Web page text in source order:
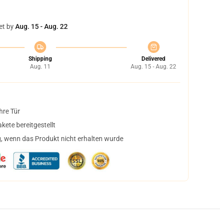
byAug. 15 - Aug. 22
Shipping
Aug. 11
Delivered
Aug. 15 - Aug. 22
Tür
bereitgestellt
wenn das Produkt nicht erhalten wurde